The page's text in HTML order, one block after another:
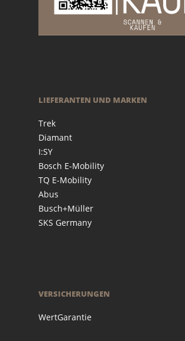
LIEFERANTEN UND MARKEN
Trek
Diamant
I:SY
Bosch E-Mobility
TQ E-Mobility
Abus
Busch+Müller
SKS Germany
VERSICHERUNGEN
WertGarantie